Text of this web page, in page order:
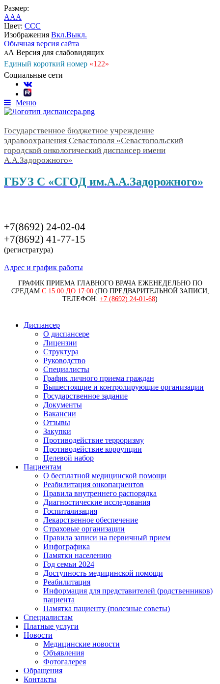
Размер:
AAA
Цвет: CCC
Изображения Вкл.Выкл.
Обычная версия сайта
АА Версия для слабовидящих
Единый короткий номер «122»
Социальные сети
Меню
Государственное бюджетное учреждение
здравоохранения Севастополя «Севастопольский
городской онкологический диспансер имени
А.А.Задорожного»
ГБУЗ С «СГОД им.А.А.Задорожного»
+7(8692) 24-02-04
+7(8692) 41-77-15
(регистратура)
Адрес и график работы
ГРАФИК ПРИЕМА ГЛАВНОГО ВРАЧА ЕЖЕНЕДЕЛЬНО ПО
СРЕДАМ С 15:00 ДО 17:00(ПО ПРЕДВАРИТЕЛЬНОЙ ЗАПИСИ,
ТЕЛЕФОН: +7 (8692) 24-01-68)
Диспансер
О диспансере
Лицензии
Структура
Руководство
Специалисты
График личного приема граждан
Вышестоящие и контролирующие организации
Государственное задание
Документы
Вакансии
Отзывы
Закупки
Противодействие терроризму
Противодействие коррупции
Целевой набор
Пациентам
О бесплатной медицинской помощи
Реабилитация онкопациентов
Правила внутреннего распорядка
Диагностические исследования
Госпитализация
Лекарственное обеспечение
Страховые организации
Правила записи на первичный прием
Инфографика
Памятки населению
Год семьи 2024
Доступность медицинской помощи
Реабилитация
Информация для представителей (родственников)
пациента
Памятка пациенту (полезные советы)
Специалистам
Платные услуги
Новости
Медицинские новости
Объявления
Фотогалерея
Обращения
Контакты